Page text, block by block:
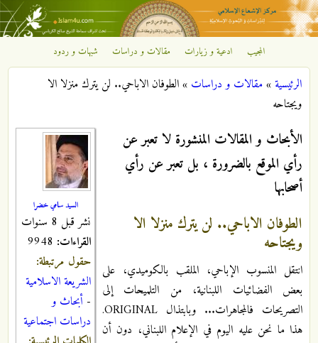
تجاوز إلى المحتوى الرئيسي
مركز
الإشعاع
الإسلامي
المجيب ادعية و زيارات مقالات و دراسات شبهات و ردود
أنت هنا
الرئيسية»مقالات و دراسات »الطوفان الاباحي.. لن يترك منزلا الا
ويجتاحه
السيد سامي خضرا
نشر قبل 8 سنوات
القراءات:
حقول مرتبطة:
الشريعة الاسلامية
- أبحاث و
دراسات اجتماعية
الأبحاث و المقالات المنشورة لا تعبر عن
رأي الموقع بالضرورة ، بل تعبر عن رأي
أصحابها
الطوفان الاباحي.. لن يترك منزلا الا
ويجتاحه
انتقل المنسوب الإباحي، الملقب بالكوميدي، على
بعض الفضائيات اللبنانية، من التلميحات إلى
التصريحات فالمجاهرات... وبابتذال ORIGINAL.
هذا ما نحن عليه اليوم في الإعلام اللبناني، دون أن